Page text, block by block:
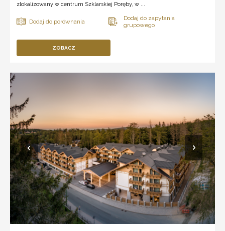
zlokalizowany w centrum Szklarskiej Poręby, w ...
ZOBACZ